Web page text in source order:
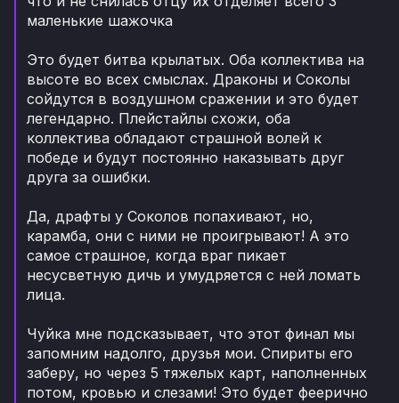
маленькие шажочка
Это будет битва крылатых. Оба коллектива на
высоте во всех смыслах. Драконы и Соколы
сойдутся в воздушном сражении и это будет
легендарно. Плейстайлы схожи, оба
коллектива обладают страшной волей к
победе и будут постоянно наказывать друг
друга за ошибки.
Да, драфты у Соколов попахивают, но,
карамба, они с ними не проигрывают! А это
самое страшное, когда враг пикает
несусветную дичь и умудряется с ней ломать
лица.
Чуйка мне подсказывает, что этот финал мы
запомним надолго, друзья мои. Спириты его
заберу, но через 5 тяжелых карт, наполненных
потом, кровью и слезами! Это будет феерично